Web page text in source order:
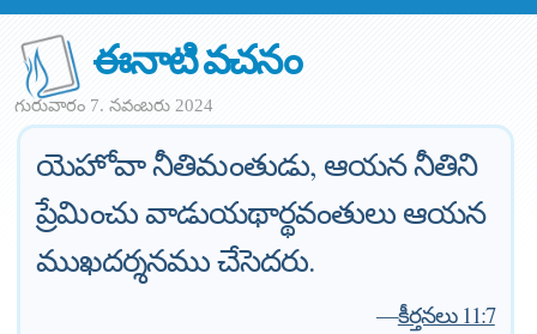
ఈనాటి వచనం
గురువారం 7. నవంబరు 2024
యెహోవా నీతిమంతుడు, ఆయన నీతిని
ప్రేమించు వాడుయథార్థవంతులు ఆయన
ముఖదర్శనము చేసెదరు.
—కీర్తనలు 11:7